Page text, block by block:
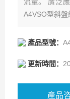
A4VSO型斜
產品型號：
更新時間：
產品